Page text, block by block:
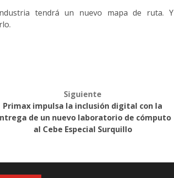
tendrá un nuevo mapa de ruta. Y
Siguiente
Primax impulsa la inclusión digital con la
de un nuevo laboratorio de cómputo
al Cebe Especial Surquillo